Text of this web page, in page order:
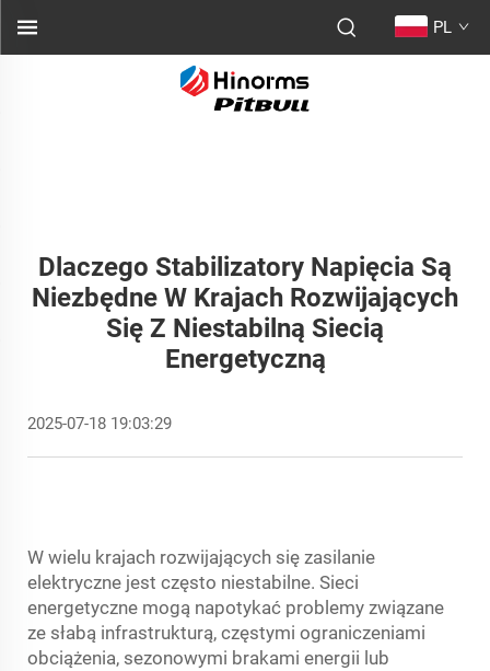
PL
Dlaczego Stabilizatory Napięcia Są
Niezbędne W Krajach Rozwijających
Się Z Niestabilną Siecią
Energetyczną
2025-07-18 19:03:29
W wielu krajach rozwijających się zasilanie
elektryczne jest często niestabilne. Sieci
energetyczne mogą napotykać problemy związane
ze słabą infrastrukturą, częstymi ograniczeniami
obciążenia, sezonowymi brakami energii lub